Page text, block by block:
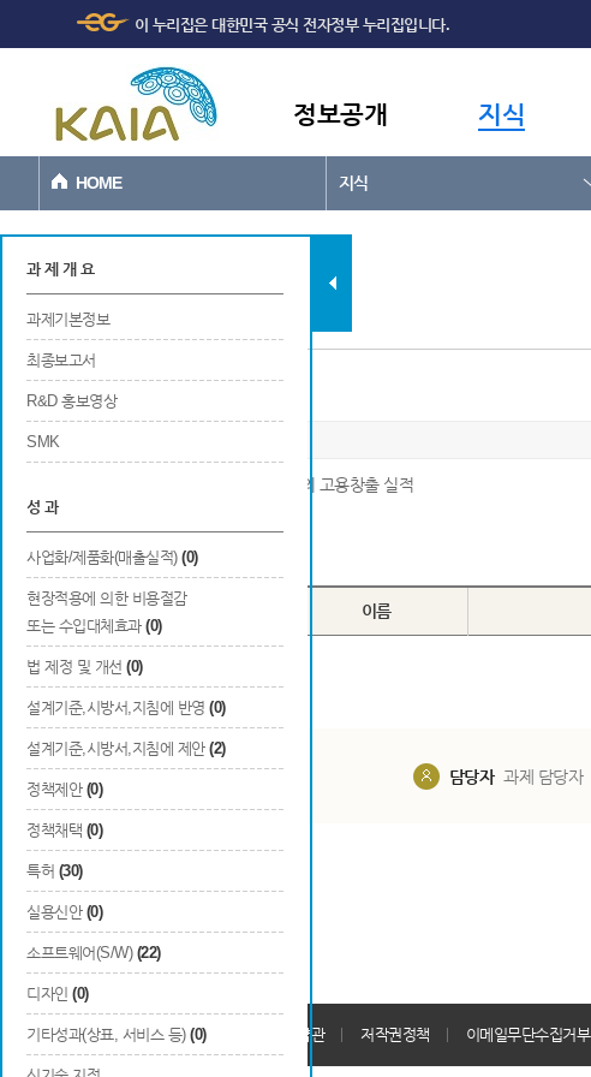
본문바로가기
이 누리집은 대한민국 공식 전자정부 누리집입니다.
정보공개 지식
HOME 지식
과제현황
과 제 개 요
과제기본정보
최종보고서
R&D 홍보영상
SMK
성 과
사업화/제품화(매출실적) (0)
현장적용에 의한 비용절감
또는 수입대체효과 (0)
법 제정 및 개선 (0)
설계기준,시방서,지침에 반영 (0)
설계기준,시방서,지침에 제안 (2)
정책제안 (0)
정책채택 (0)
특허 (30)
실용신안 (0)
소프트웨어(S/W) (22)
디자인 (0)
기타성과(상표, 서비스 등) (0)
일자리창출
※ 연구개발 및 사업화를 위한 연구기관의 고용창출 실적
Total0건
번호 이름
담당자 과제 담당자
개인정보처리방침 회원가입약관 저작권정책 이메일무단수집거부